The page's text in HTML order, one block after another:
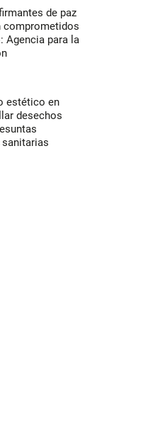
de paz
comprometidos
Agencia para la
estético en
desechos